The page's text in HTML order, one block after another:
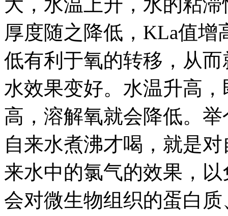
厚度随之降低，KLa值
低有利于氧的转移，从
水效果变好。水温升高
高，溶解氧就会降低。
自来水煮沸才喝，就是
来水中的氯气的效果，
会对微生物组织的蛋白